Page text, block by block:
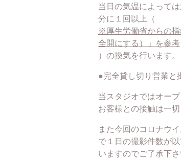
当日の気温によって
分に１回以上（
※厚生労働省からの指
全開にする）」を参考
）の換気を行います。
●完全貸し切り営業と
当スタジオではオー
お客様との接触は一
また今回のコロナウ
で１日の撮影件数が
いますのでご了承下さ